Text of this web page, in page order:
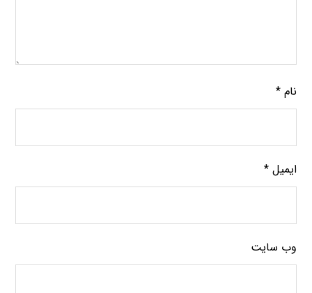
نام*
ایمیل*
وب‌ سایت